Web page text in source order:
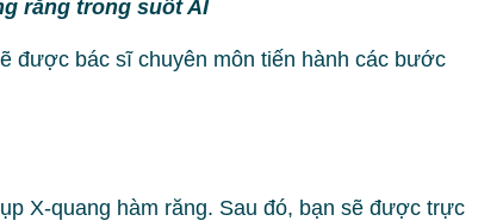
răng trong suốt AI
được bác sĩ chuyên môn tiến hành các bước
X-quang hàm răng. Sau đó, bạn sẽ được trực